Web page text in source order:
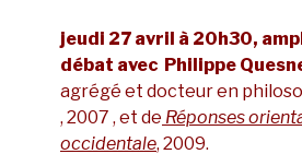
jeudi 27 avril à 20h30,
débat avec Philippe
agrégé et docteur en
, 2007 , et de Réponses
occidentale, 2009.